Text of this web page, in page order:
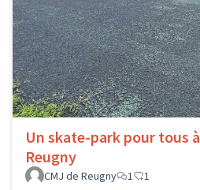
Un skate-park pour tous à
Reugny
CMJ de Reugny
1 1